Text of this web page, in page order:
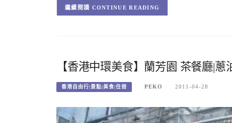
CONTINUE READING
【香港中環美食】蘭芳園 茶餐廳|
香港自由行|景點|美食|住宿 PEKO 2011-04-28